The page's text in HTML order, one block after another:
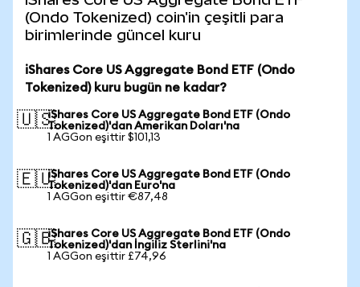
(Ondo Tokenized) coin'in çeşitli para
birimlerinde güncel kuru
iShares Core US Aggregate Bond ETF (Ondo
Tokenized) kuru bugün ne kadar?
🇺🇸iShares Core US Aggregate Bond ETF (Ondo
Tokenized)'dan Amerikan Doları'na
1 AGGon eşittir $101,13
🇪🇺iShares Core US Aggregate Bond ETF (Ondo
Tokenized)'dan Euro'na
1 AGGon eşittir €87,48
🇬🇧iShares Core US Aggregate Bond ETF (Ondo
Tokenized)'dan İngiliz Sterlini'na
1 AGGon eşittir £74,96